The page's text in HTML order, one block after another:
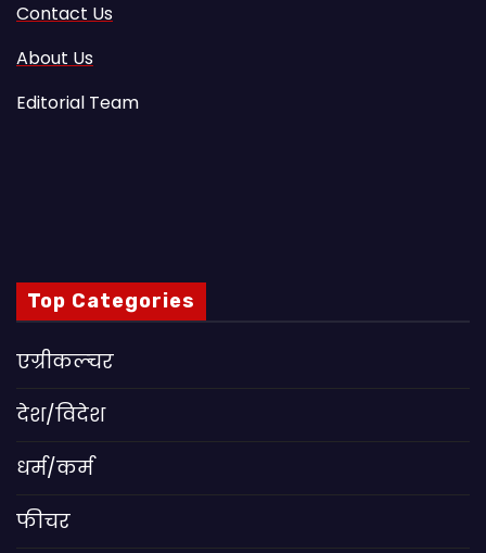
Contact Us
About Us
Editorial Team
Top Categories
एग्रीकल्चर
देश/विदेश
धर्म/कर्म
फीचर